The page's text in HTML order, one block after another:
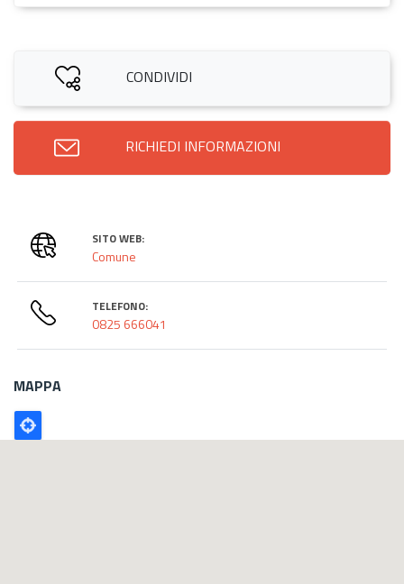
CONDIVIDI
RICHIEDI INFORMAZIONI
SITO WEB:
Comune
TELEFONO:
0825 666041
MAPPA
Poligono
GEO